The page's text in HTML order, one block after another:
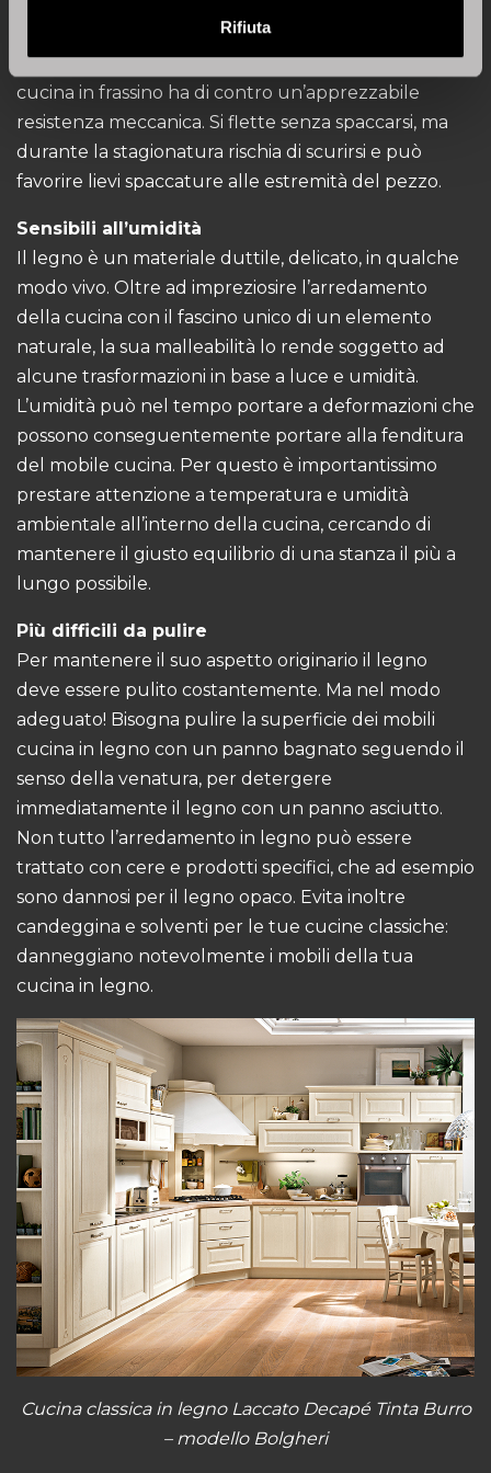
Rifiuta
non sono in grado di assicurare la conservazione di
modifiche realizzate artificialmente. L’arredamento
cucina in frassino ha di contro un’apprezzabile
resistenza meccanica. Si flette senza spaccarsi, ma
durante la stagionatura rischia di scurirsi e può
favorire lievi spaccature alle estremità del pezzo.
Sensibili all’umidità
Il legno è un materiale duttile, delicato, in qualche
modo vivo. Oltre ad impreziosire l’arredamento
della cucina con il fascino unico di un elemento
naturale, la sua malleabilità lo rende soggetto ad
alcune trasformazioni in base a luce e umidità.
L’umidità può nel tempo portare a deformazioni che
possono conseguentemente portare alla fenditura
del mobile cucina. Per questo è importantissimo
prestare attenzione a temperatura e umidità
ambientale all’interno della cucina, cercando di
mantenere il giusto equilibrio di una stanza il più a
lungo possibile.
Più difficili da pulire
Per mantenere il suo aspetto originario il legno
deve essere pulito costantemente. Ma nel modo
adeguato! Bisogna pulire la superficie dei mobili
cucina in legno con un panno bagnato seguendo il
senso della venatura, per detergere
immediatamente il legno con un panno asciutto.
Non tutto l’arredamento in legno può essere
trattato con cere e prodotti specifici, che ad esempio
sono dannosi per il legno opaco. Evita inoltre
candeggina e solventi per le tue cucine classiche:
danneggiano notevolmente i mobili della tua
cucina in legno.
Cucina classica in legno Laccato Decapé Tinta Burro
– modello Bolgheri